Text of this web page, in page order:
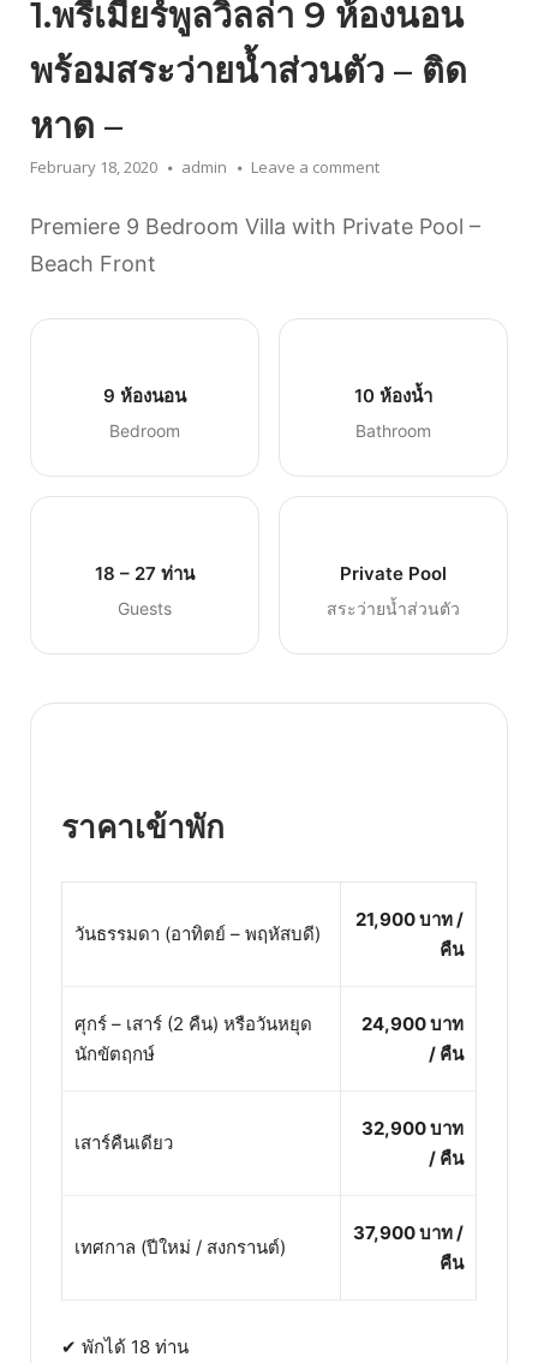
1.พรีเมียร์พูลวิลล่า 9 ห้องนอน
พร้อมสระว่ายน้ำส่วนตัว – ติด
หาด –
February 18, 2020 admin Leave a comment
Premiere 9 Bedroom Villa with Private Pool –
Beach Front
9 ห้องนอน
Bedroom
10 ห้องน้ำ
Bathroom
18 – 27 ท่าน
Guests
Private Pool
สระว่ายน้ำส่วนตัว
ราคาเข้าพัก
วันธรรมดา (อาทิตย์ – พฤหัสบดี)
21,900 บาท /
คืน
ศุกร์ – เสาร์ (2 คืน) หรือวันหยุด
นักขัตฤกษ์
24,900 บาท
/ คืน
เสาร์คืนเดียว
32,900 บาท
/ คืน
เทศกาล (ปีใหม่ / สงกรานต์)
37,900 บาท /
คืน
✔ พักได้ 18 ท่าน